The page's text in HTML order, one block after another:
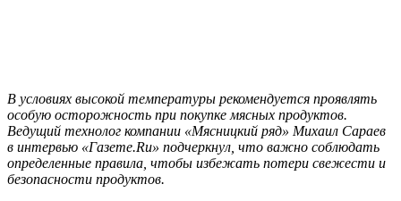
В условиях высокой температуры рекомендуется проявлять
особую осторожность при покупке мясных продуктов.
Ведущий технолог компании «Мясницкий ряд» Михаил Сараев
в интервью «Газете.Ru» подчеркнул, что важно соблюдать
определенные правила, чтобы избежать потери свежести и
безопасности продуктов.